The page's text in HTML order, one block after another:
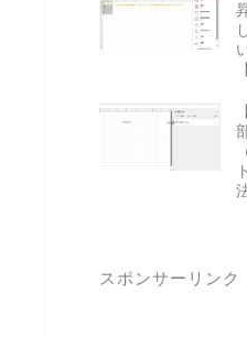
スポンサーリンク